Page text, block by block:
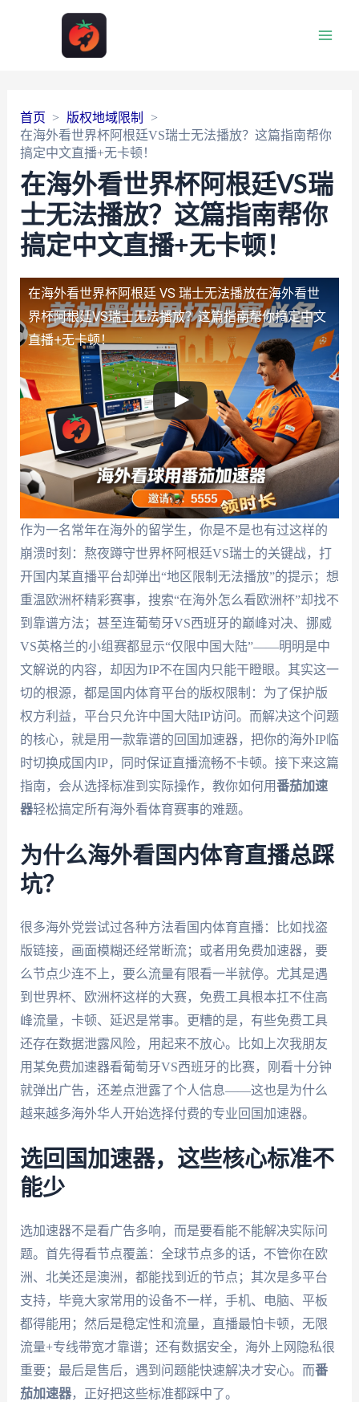
首页
版权地域限制
在海外看世界杯阿根廷VS瑞士无法播放？这篇指南帮你
搞定中文直播+无卡顿！
在海外看世界杯阿根廷VS瑞
士无法播放？这篇指南帮你
搞定中文直播+无卡顿！
在海外看世界杯阿根廷 VS 瑞士无法播放在海外看世
界杯阿根廷VS瑞士无法播放？这篇指南帮你搞定中文
直播+无卡顿！
作为一名常年在海外的留学生，你是不是也有过这样的
崩溃时刻：熬夜蹲守世界杯阿根廷VS瑞士的关键战，打
开国内某直播平台却弹出“地区限制无法播放”的提示；想
重温欧洲杯精彩赛事，搜索“在海外怎么看欧洲杯”却找不
到靠谱方法；甚至连葡萄牙VS西班牙的巅峰对决、挪威
VS英格兰的小组赛都显示“仅限中国大陆”——明明是中
文解说的内容，却因为IP不在国内只能干瞪眼。其实这一
切的根源，都是国内体育平台的版权限制：为了保护版
权方利益，平台只允许中国大陆IP访问。而解决这个问题
的核心，就是用一款靠谱的回国加速器，把你的海外IP临
时切换成国内IP，同时保证直播流畅不卡顿。接下来这篇
指南，会从选择标准到实际操作，教你如何用番茄加速
器轻松搞定所有海外看体育赛事的难题。
为什么海外看国内体育直播总踩
坑？
很多海外党尝试过各种方法看国内体育直播：比如找盗
版链接，画面模糊还经常断流；或者用免费加速器，要
么节点少连不上，要么流量有限看一半就停。尤其是遇
到世界杯、欧洲杯这样的大赛，免费工具根本扛不住高
峰流量，卡顿、延迟是常事。更糟的是，有些免费工具
还存在数据泄露风险，用起来不放心。比如上次我朋友
用某免费加速器看葡萄牙VS西班牙的比赛，刚看十分钟
就弹出广告，还差点泄露了个人信息——这也是为什么
越来越多海外华人开始选择付费的专业回国加速器。
选回国加速器，这些核心标准不
能少
选加速器不是看广告多响，而是要看能不能解决实际问
题。首先得看节点覆盖：全球节点多的话，不管你在欧
洲、北美还是澳洲，都能找到近的节点；其次是多平台
支持，毕竟大家常用的设备不一样，手机、电脑、平板
都得能用；然后是稳定性和流量，直播最怕卡顿，无限
流量+专线带宽才靠谱；还有数据安全，海外上网隐私很
重要；最后是售后，遇到问题能快速解决才安心。而番
茄加速器，正好把这些标准都踩中了。